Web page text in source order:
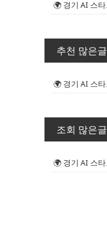
추천 많은글
조회 많은글